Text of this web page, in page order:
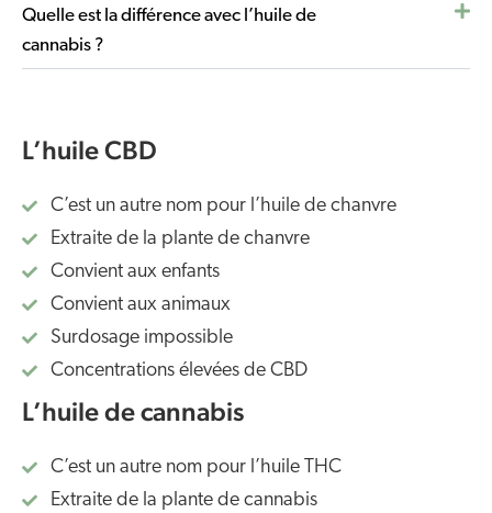
Quelle est la différence avec l’huile de
cannabis ?
L’huile CBD
C’est un autre nom pour l’huile de chanvre
Extraite de la plante de chanvre
Convient aux enfants
Convient aux animaux
Surdosage impossible
Concentrations élevées de CBD
L’huile de cannabis
C’est un autre nom pour l’huile THC
Extraite de la plante de cannabis